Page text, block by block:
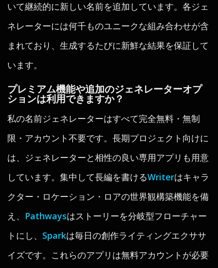
いて継続的に新しい名前を追加しています。各ジェ
ネレーターには何千ものユニークな組み合わせが含
まれており、生成するたびに新鮮な結果を保証して
います。
プレミアム機能や追加のジェネレーターオプ
ションは利用できますか？
私の名前ジェネレーターはすべて完全無料・無制
限・アカウント不要です。長期プロジェクト向けに
は、ジェネレーターと相性の良い専用アプリも用意
しています。集中して長編を書けるWriterはキャラ
クター・ロケーション・ロアの世界観構築機能を備
え、 Pathwaysはストーリーを分岐型フローチャー
トにし、 Sparkは毎日の創作ライティングエクササ
イズです。これらのアプリは無料アカウントが必要